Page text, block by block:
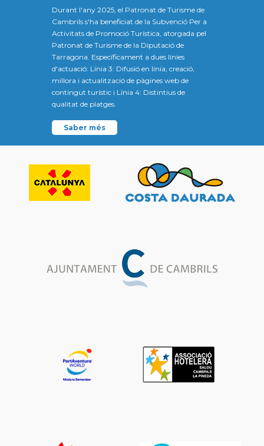
Durant l'any 2025, el Patronat de Turisme de
Cambrils s'ha beneficiat de la Subvenció Per a
Activitats de Promoció Turística, atorgada pel
Patronat de Turisme de la Diputació de
Tarragona. Específicament a dues línies
d'actuació: Línia 3: Difusió en línia, creació,
millora i actualització de pàgines web de
contingut turístic i Línia 4: Distintius de
qualitat de platges.
Saber més